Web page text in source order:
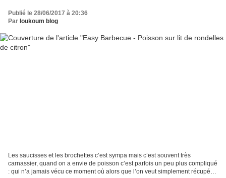
Publié le 28/06/2017 à 20:36
Par loukoum blog
Les saucisses et les brochettes c’est sympa mais c’est souvent très
carnassier, quand on a envie de poisson c’est parfois un peu plus compliqué
: qui n’a jamais vécu ce moment où alors que l’on veut simplement récupérer